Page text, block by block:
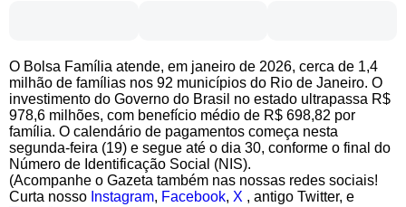
O Bolsa Família atende, em janeiro de 2026, cerca de 1,4
milhão de famílias nos 92 municípios do Rio de Janeiro. O
investimento do Governo do Brasil no estado ultrapassa R$
978,6 milhões, com benefício médio de R$ 698,82 por
família. O calendário de pagamentos começa nesta
segunda-feira (19) e segue até o dia 30, conforme o final do
Número de Identificação Social (NIS).
(Acompanhe o Gazeta também nas nossas redes sociais!
Curta nosso Instagram, Facebook, X , antigo Twitter, e